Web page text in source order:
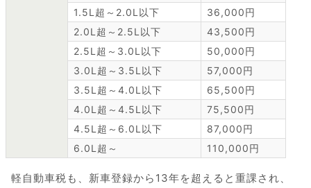
1.5L超～2.0L以下
36,000円
2.0L超～2.5L以下
43,500円
2.5L超～3.0L以下
50,000円
3.0L超～3.5L以下
57,000円
3.5L超～4.0L以下
65,500円
4.0L超～4.5L以下
75,500円
4.5L超～6.0L以下
87,000円
6.0L超～
110,000円
軽自動車税も、新車登録から13年を超えると重課され、